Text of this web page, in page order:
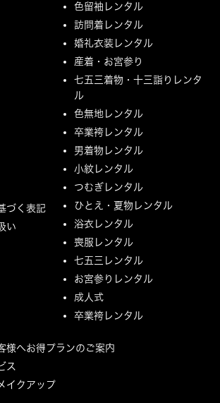
づく表記
い
色留袖レンタル
訪問着レンタル
婚礼衣装レンタル
産着・お宮参り
七五三着物・十三詣りレンタ
ル
色無地レンタル
卒業袴レンタル
男着物レンタル
小紋レンタル
つむぎレンタル
ひとえ・夏物レンタル
浴衣レンタル
喪服レンタル
七五三レンタル
お宮参りレンタル
成人式
卒業袴レンタル
様へお得プランのご案内
ス
イクアップ